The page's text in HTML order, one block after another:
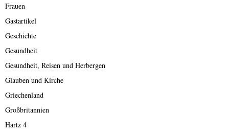
Frauen
Gastartikel
Geschichte
Gesundheit
Gesundheit, Reisen und Herbergen
Glauben und Kirche
Griechenland
Großbritannien
Hartz 4